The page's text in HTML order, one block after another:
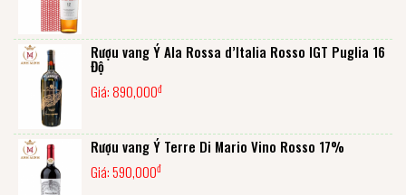
Rượu vang Ý Ala Rossa d’Italia Rosso IGT Puglia 16
Độ
Giá:890,000đ
Rượu vang Ý Terre Di Mario Vino Rosso 17%
Giá:590,000đ